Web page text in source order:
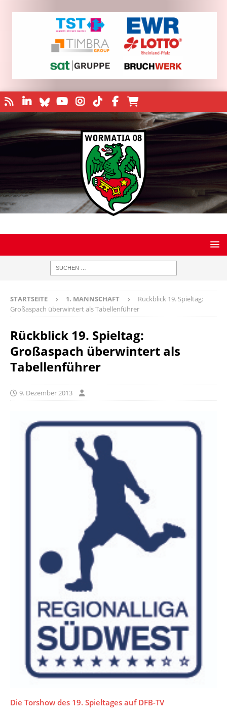
STARTSEITE 1. MANNSCHAFT
Rückblick 19. Spieltag:
Großaspach überwintert als Tabellenführer
Rückblick 19. Spieltag:
Großaspach überwintert als
Tabellenführer
9. Dezember 2013
Die Torshow des 19. Spieltages auf DFB-TV